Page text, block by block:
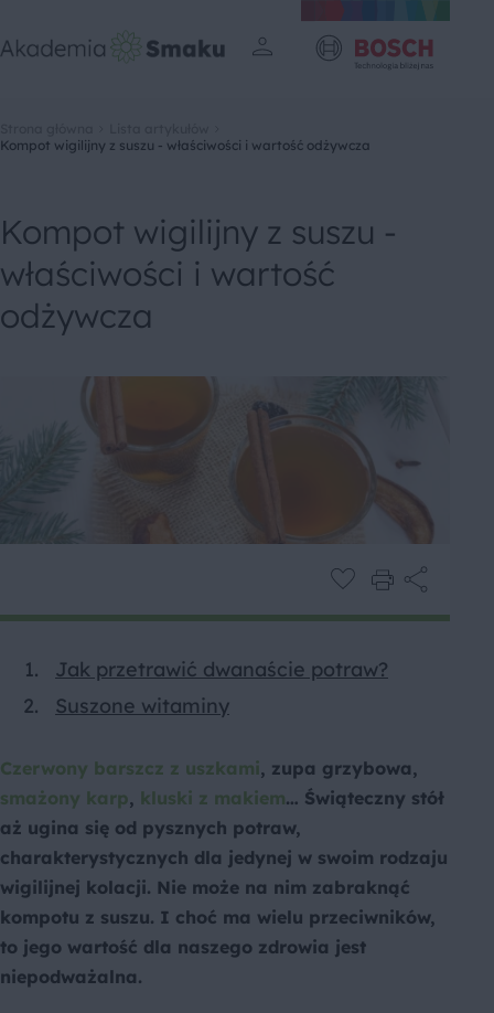
Kompot wigilijny z suszu - właściwości i wartość odżywcza
Kompot wigilijny z suszu -
właściwości i wartość
odżywcza
Jak przetrawić dwanaście potraw?
Suszone witaminy
Czerwony barszcz z uszkami, zupa grzybowa,
smażony karp, kluski z makiem… Świąteczny stół
aż ugina się od pysznych potraw,
charakterystycznych dla jedynej w swoim rodzaju
wigilijnej kolacji. Nie może na nim zabraknąć
kompotu z suszu. I choć ma wielu przeciwników,
to jego wartość dla naszego zdrowia jest
niepodważalna.